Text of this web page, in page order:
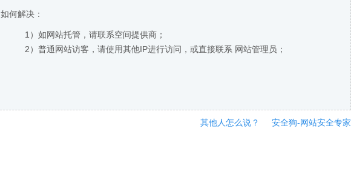
如何解决：
1）如网站托管，请联系空间提供商；
2）普通网站访客，请使用其他IP进行访问，或直接联系 网站管理员；
其他人怎么说？ 安全狗-网站安全专家